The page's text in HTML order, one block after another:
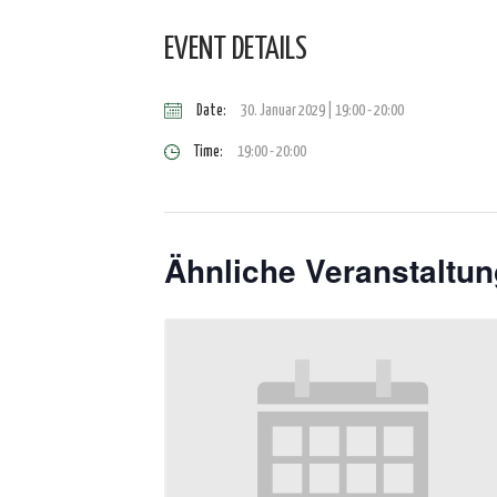
EVENT DETAILS
Date: 30. Januar 2029 | 19:00-20:00
Time: 19:00 - 20:00
Ähnliche